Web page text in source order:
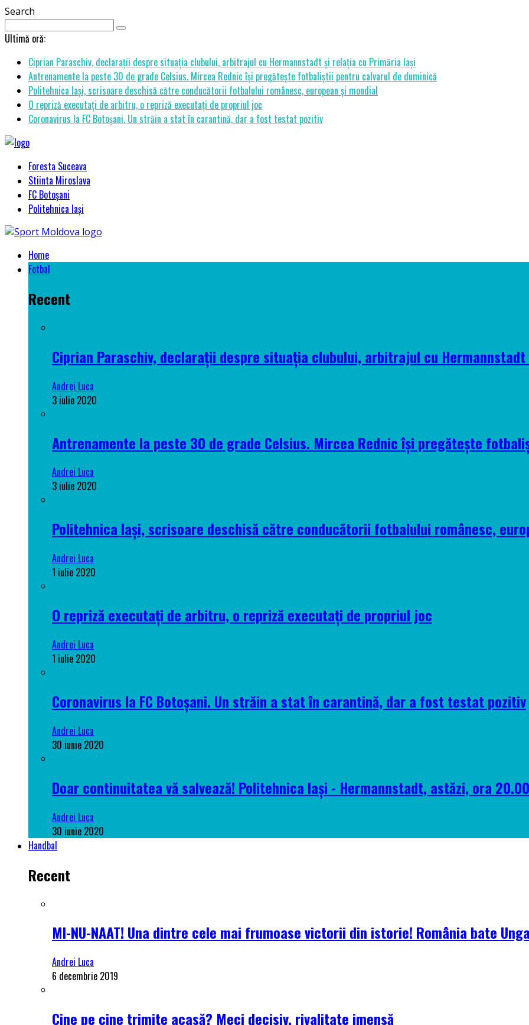
Search
Ultimă oră:
Ciprian Paraschiv, declarații despre situația clubului, arbitrajul cu Hermannstadt și relația cu Primăria Iași
Antrenamente la peste 30 de grade Celsius. Mircea Rednic își pregătește fotbaliștii pentru calvarul de duminică
Politehnica Iași, scrisoare deschisă către conducătorii fotbalului românesc, european și mondial
O repriză executați de arbitru, o repriză executați de propriul joc
Coronavirus la FC Botoșani. Un străin a stat în carantină, dar a fost testat pozitiv
Foresta Suceava
Stiinta Miroslava
FC Botoșani
Politehnica Iași
Home
Fotbal
Recent
Ciprian Paraschiv, declarații despre situația clubului, arbitrajul cu
Andrei Luca
3 iulie 2020
Antrenamente la peste 30 de grade Celsius. Mircea Rednic își pregătește
Andrei Luca
3 iulie 2020
Politehnica Iași, scrisoare deschisă către conducătorii fotbalului românesc,
Andrei Luca
1 iulie 2020
O repriză executați de arbitru, o repriză executați de propriul joc
Andrei Luca
1 iulie 2020
Coronavirus la FC Botoșani. Un străin a stat în carantină, dar a fost testat pozitiv
Andrei Luca
30 iunie 2020
Doar continuitatea vă salvează! Politehnica Iași - Hermannstadt, astăzi, ora 20.00
Andrei Luca
30 iunie 2020
Handbal
Recent
MI-NU-NAAT! Una dintre cele mai frumoase victorii din istorie! România bate
Andrei Luca
6 decembrie 2019
Cine pe cine trimite acasă? Meci decisiv, rivalitate imensă